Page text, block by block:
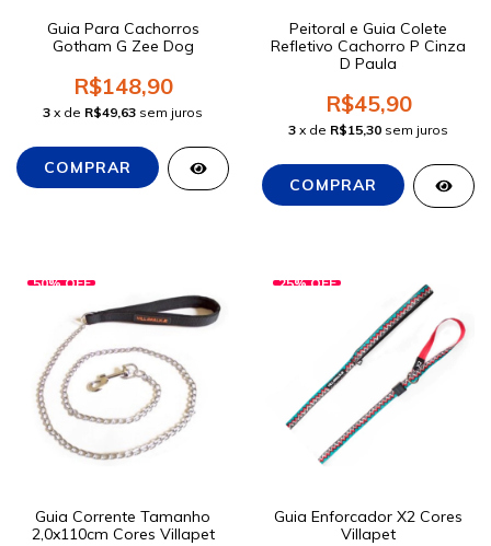
Guia Para Cachorros
Gotham G Zee Dog
R$148,90
3 x de R$49,63 sem juros
Peitoral e Guia Colete
Refletivo Cachorro P Cinza
D Paula
R$45,90
3 x de R$15,30 sem juros
50%OFF
Guia Corrente Tamanho
2,0x110cm Cores Villapet
25%OFF
Guia Enforcador X2 Cores
Villapet